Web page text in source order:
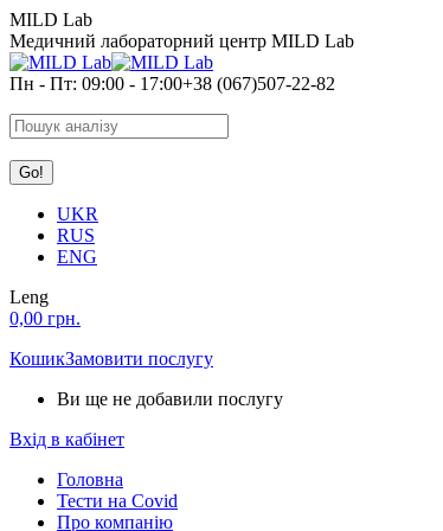
Skip
to
content
MILD Lab
Медичний лабораторний центр MILD Lab
Пн - Пт: 09:00 - 17:00+38 (067)507-22-82
Search:
UKR
RUS
ENG
Leng
0,00 грн.
КошикЗамовити послугу
Ви ще не добавили послугу
Вхід в кабінет
Головна
Тести на Covid
Про компанію